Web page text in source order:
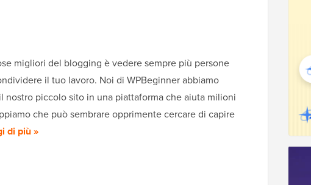
migliori del blogging è vedere sempre più persone
il tuo lavoro. Noi di WPBeginner abbiamo
nostro piccolo sito in una piattaforma che aiuta milioni
che può sembrare opprimente cercare di capire
di più »